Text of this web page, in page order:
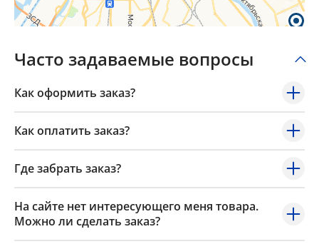
Часто задаваемые вопросы
Как оформить заказ?
Как оплатить заказ?
Где забрать заказ?
На сайте нет интересующего меня товара.
Можно ли сделать заказ?